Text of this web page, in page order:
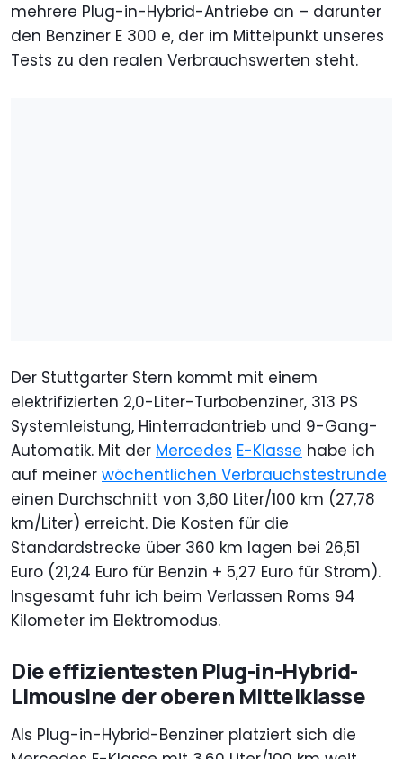
mehrere Plug-in-Hybrid-Antriebe an – darunter
den Benziner E 300 e, der im Mittelpunkt unseres
Tests zu den realen Verbrauchswerten steht.
Der Stuttgarter Stern kommt mit einem
elektrifizierten 2,0-Liter-Turbobenziner, 313 PS
Systemleistung, Hinterradantrieb und 9-Gang-
Automatik. Mit der Mercedes E-Klasse habe ich
auf meiner wöchentlichen Verbrauchstestrunde
einen Durchschnitt von 3,60 Liter/100 km (27,78
km/Liter) erreicht. Die Kosten für die
Standardstrecke über 360 km lagen bei 26,51
Euro (21,24 Euro für Benzin + 5,27 Euro für Strom).
Insgesamt fuhr ich beim Verlassen Roms 94
Kilometer im Elektromodus.
Die effizientesten Plug-in-Hybrid-
Limousine der oberen Mittelklasse
Als Plug-in-Hybrid-Benziner platziert sich die